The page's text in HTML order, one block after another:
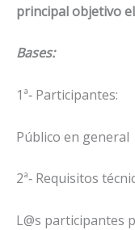
principal objetivo
Bases:
1ª‐ Participantes:
Público en general
2ª‐ Requisitos
L@s participantes